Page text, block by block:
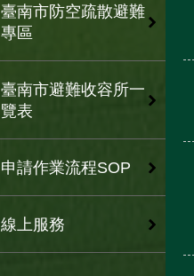
臺南市防空疏散避難
專區
臺南市避難收容所一
覽表
申請作業流程SOP
線上服務